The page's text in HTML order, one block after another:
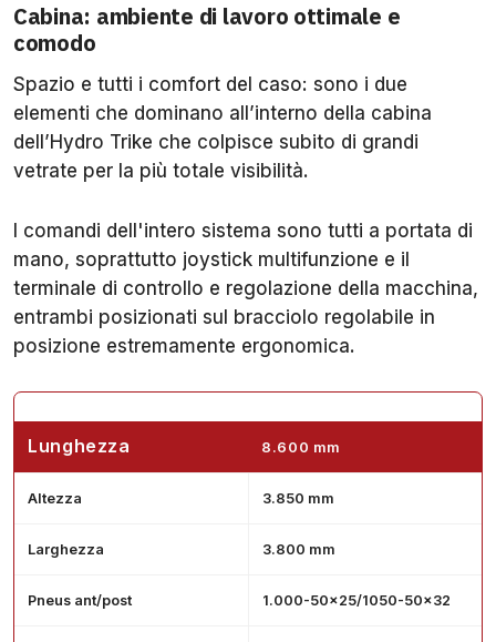
Cabina: ambiente di lavoro ottimale e
comodo
Spazio e tutti i comfort del caso: sono i due
elementi che dominano all’interno della cabina
dell’Hydro Trike che colpisce subito di grandi
vetrate per la più totale visibilità.
I comandi dell'intero sistema sono tutti a portata di
mano, soprattutto joystick multifunzione e il
terminale di controllo e regolazione della macchina,
entrambi posizionati sul bracciolo regolabile in
posizione estremamente ergonomica.
Lunghezza 8.600 mm
Altezza 3.850 mm
Larghezza 3.800 mm
Pneus ant/post 1.000-50x25/1050-50x32